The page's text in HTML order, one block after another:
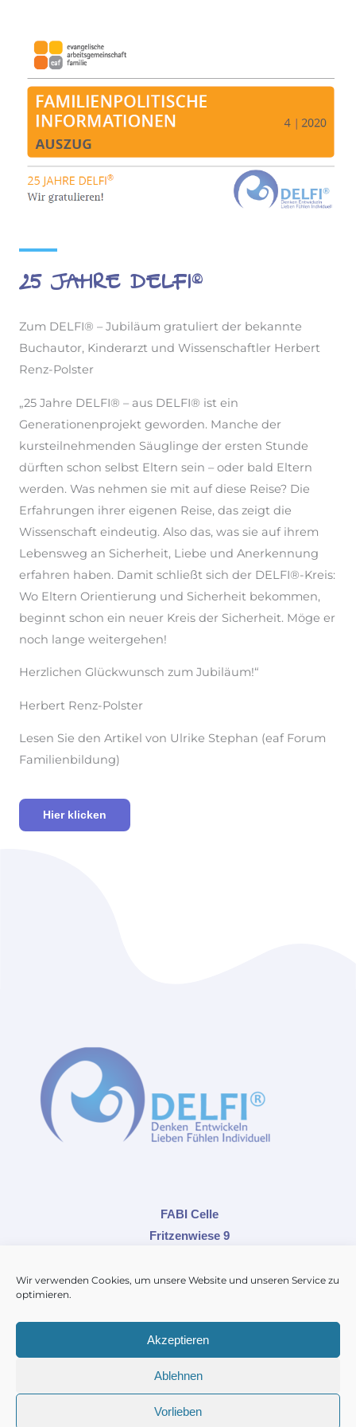
Wir verwenden Cookies, um unsere Website und unseren Service zu
optimieren.
Akzeptieren
Ablehnen
Vorlieben
25 Jahre DELFI®
Zum DELFI® – Jubiläum gratuliert der bekannte
Buchautor, Kinderarzt und Wissenschaftler Herbert
Renz-Polster
„25 Jahre DELFI® – aus DELFI® ist ein
Generationenprojekt geworden. Manche der
kursteilnehmenden Säuglinge der ersten Stunde
dürften schon selbst Eltern sein – oder bald Eltern
werden. Was nehmen sie mit auf diese Reise? Die
Erfahrungen ihrer eigenen Reise, das zeigt die
Wissenschaft eindeutig. Also das, was sie auf ihrem
Lebensweg an Sicherheit, Liebe und Anerkennung
erfahren haben. Damit schließt sich der DELFI®-Kreis:
Wo Eltern Orientierung und Sicherheit bekommen,
beginnt schon ein neuer Kreis der Sicherheit. Möge er
noch lange weitergehen!
Herzlichen Glückwunsch zum Jubiläum!“
Herbert Renz-Polster
Lesen Sie den Artikel von Ulrike Stephan (eaf Forum
Familienbildung)
Hier klicken
FABI Celle
Fritzenwiese 9
Tel.: 05141-9090365
Kontakt
Impressum
Datenschutz
Cookie-Richtlinie EU